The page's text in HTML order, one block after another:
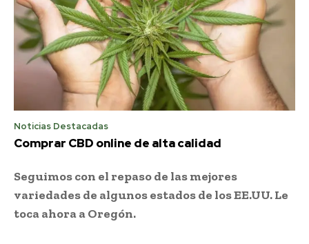
Noticias Destacadas
Comprar CBD online de alta calidad
Seguimos con el repaso de las mejores
variedades de algunos estados de los EE.UU. Le
toca ahora a Oregón.